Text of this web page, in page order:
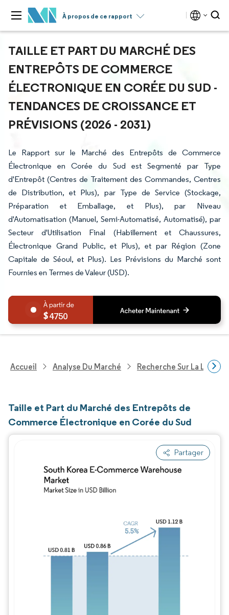
À propos de ce rapport
TAILLE ET PART DU MARCHÉ DES
ENTREPÔTS DE COMMERCE
ÉLECTRONIQUE EN CORÉE DU SUD -
TENDANCES DE CROISSANCE ET
PRÉVISIONS (2026 - 2031)
Le Rapport sur le Marché des Entrepôts de Commerce
Électronique en Corée du Sud est Segmenté par Type
d'Entrepôt (Centres de Traitement des Commandes, Centres
de Distribution, et Plus), par Type de Service (Stockage,
Préparation et Emballage, et Plus), par Niveau
d'Automatisation (Manuel, Semi-Automatisé, Automatisé), par
Secteur d'Utilisation Final (Habillement et Chaussures,
Électronique Grand Public, et Plus), et par Région (Zone
Capitale de Séoul, et Plus). Les Prévisions du Marché sont
Fournies en Termes de Valeur (USD).
4750
Accueil Analyse Du Marché Recherche Sur La
Taille et Part du Marché des Entrepôts de
Commerce Électronique en Corée du Sud
Partager